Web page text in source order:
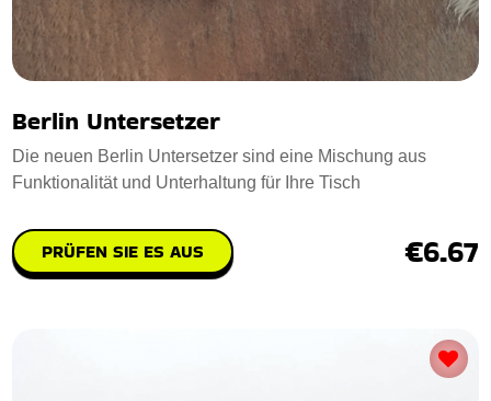
Berlin Untersetzer
Die neuen Berlin Untersetzer sind eine Mischung aus
Funktionalität und Unterhaltung für Ihre Tisch
PRÜFEN SIE ES AUS €6.67